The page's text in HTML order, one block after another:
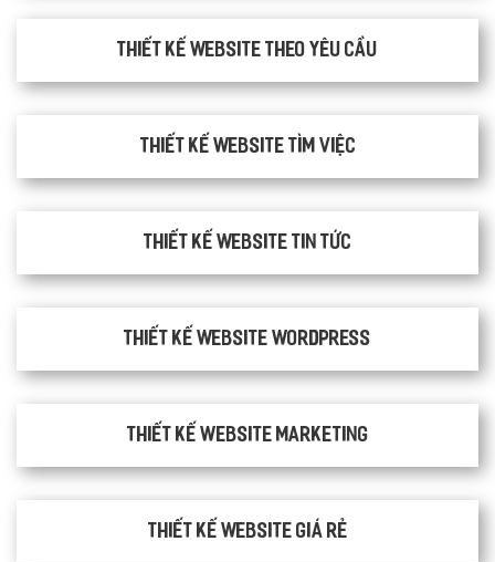
Thiết kế website theo yêu cầu
thiết kế website tìm việc
Thiết kế website tin tức
Thiết kế website WordPress
Thiết kế Website Marketing
Thiết kế website giá rẻ